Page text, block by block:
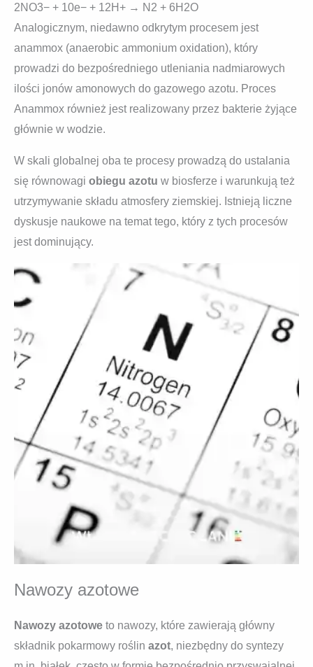
2NO3− + 10e− + 12H+ → N2 + 6H2O
Analogicznym, niedawno odkrytym procesem jest
anammox (anaerobic ammonium oxidation), który
prowadzi do bezpośredniego utleniania nadmiarowych
ilości jonów amonowych do gazowego azotu. Proces
Anammox również jest realizowany przez bakterie żyjące
głównie w wodzie.
W skali globalnej oba te procesy prowadzą do ustalania
się równowagi obiegu azotu w biosferze i warunkują też
utrzymywanie składu atmosfery ziemskiej. Istnieją liczne
dyskusje naukowe na temat tego, który z tych procesów
jest dominujący.
Nawozy azotowe
Nawozy azotowe to nawozy, które zawierają główny
składnik pokarmowy roślin azot, niezbędny do syntezy